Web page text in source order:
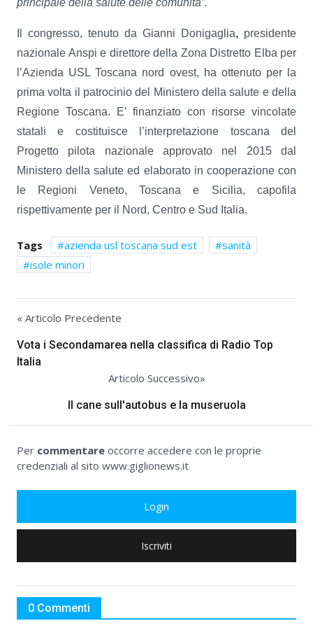
principale della salute delle comunità”.
Il congresso, tenuto da Gianni Donigaglia, presidente
nazionale Anspi e direttore della Zona Distretto Elba per
l’Azienda USL Toscana nord ovest, ha ottenuto per la
prima volta il patrocinio del Ministero della salute e della
Regione Toscana. E’ finanziato con risorse vincolate
statali e costituisce l’interpretazione toscana del
Progetto pilota nazionale approvato nel 2015 dal
Ministero della salute ed elaborato in cooperazione con
le Regioni Veneto, Toscana e Sicilia, capofila
rispettivamente per il Nord, Centro e Sud Italia.
Tags azienda usl toscana sud est
sanità
isole minori
« Articolo Precedente
Vota i Secondamarea nella classifica di Radio Top
Italia
Articolo Successivo»
Il cane sull'autobus e la museruola
Per commentare occorre accedere con le proprie
credenziali al sito www.giglionews.it
Login
Iscriviti
0 Commenti